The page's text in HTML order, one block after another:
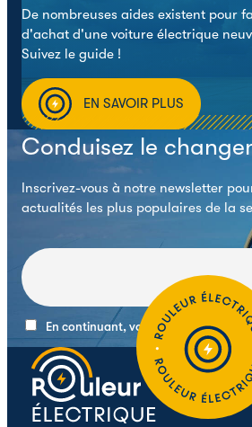
De nombreuses aides existent pour
d'achat d'une voiture électrique
Suivez le guide !
EN SAVOIR PLUS
Conduisez le
Inscrivez-vous à notre newsletter
actualités les plus populaires de la
En continuant, vous acceptez la